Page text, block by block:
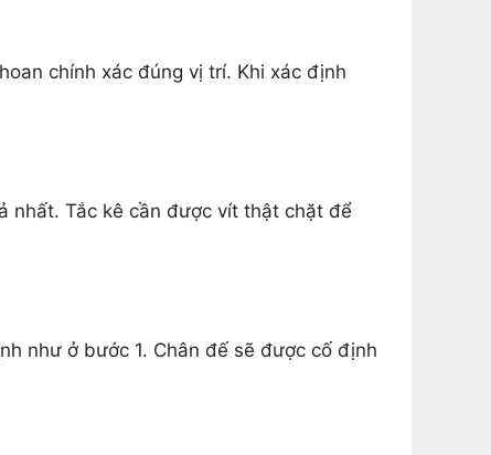
chính xác đúng vị trí. Khi xác định
nhất. Tắc kê cần được vít thật chặt để
như ở bước 1. Chân đế sẽ được cố định